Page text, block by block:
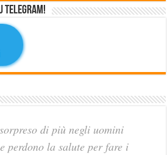
Telegram!
di più negli uomini
perdono la salute per fare i